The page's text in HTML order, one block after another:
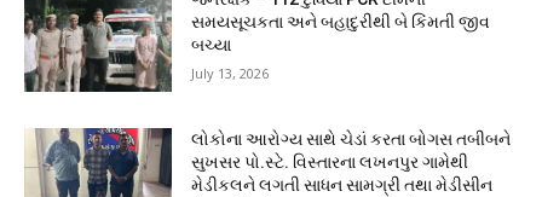
સમયસૂચકતા અને બહાદુરીથી બે કિંમતી જીવ
બચ્યા
July 13, 2026
લોકોના આરોગ્ય સાથે ચેડાં કરતા બોગસ તબીબને
સુખસર પો.સ્ટે. વિસ્તારના લખનપુર ગામેથી
મેડીકલને લગતી સાધન સામગ્રી તથા મેડીસીન